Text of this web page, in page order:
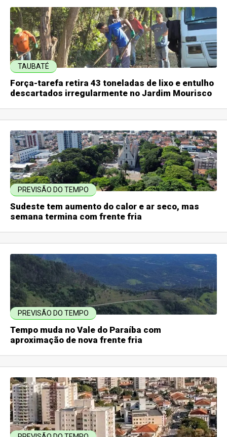
TAUBATÉ
Força-tarefa retira 43 toneladas de lixo e entulho
descartados irregularmente no Jardim Mourisco
PREVISÃO DO TEMPO
Sudeste tem aumento do calor e ar seco, mas
semana termina com frente fria
PREVISÃO DO TEMPO
Tempo muda no Vale do Paraíba com
aproximação de nova frente fria